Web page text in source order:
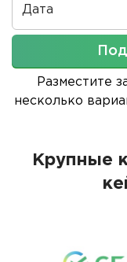
Дата
Разместите
несколько
Крупные